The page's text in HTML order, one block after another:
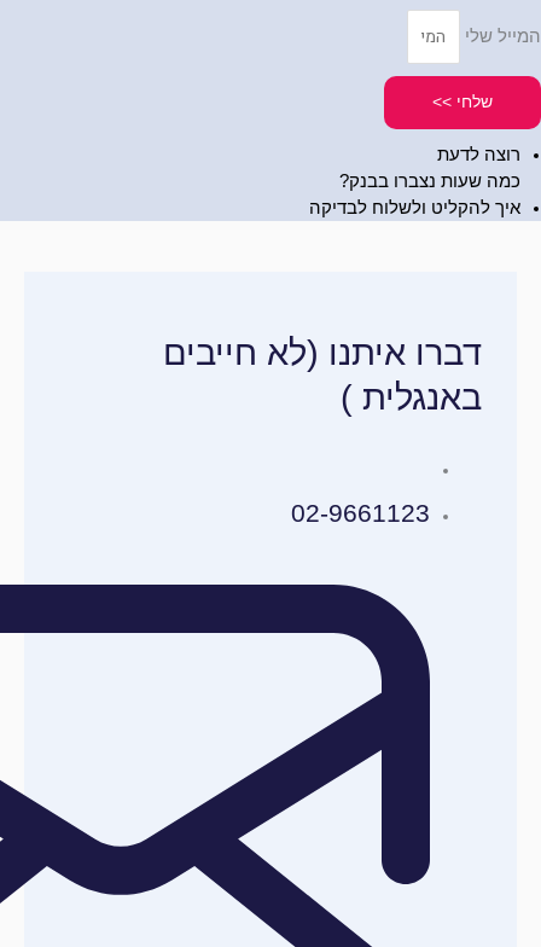
המייל שלי
שלחי >>
רוצה לדעת
כמה שעות נצברו בבנק?
איך להקליט ולשלוח לבדיקה
דברו איתנו (לא חייבים
באנגלית )
02-9661123